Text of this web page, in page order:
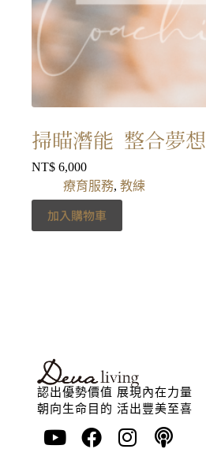
掃瞄潛能 整合夢想
NT$ 6,000
療育服務, 教練
加入購物車
認出優勢價值 展現內在力量
朝向生命目的 活出豐美至喜